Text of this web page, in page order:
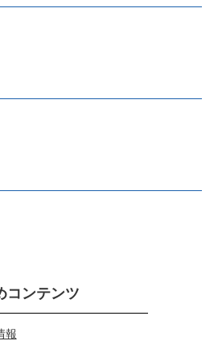
コンテンツ
報